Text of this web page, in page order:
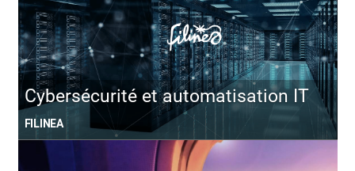
Cybersécurité et automatisation IT
FILINEA